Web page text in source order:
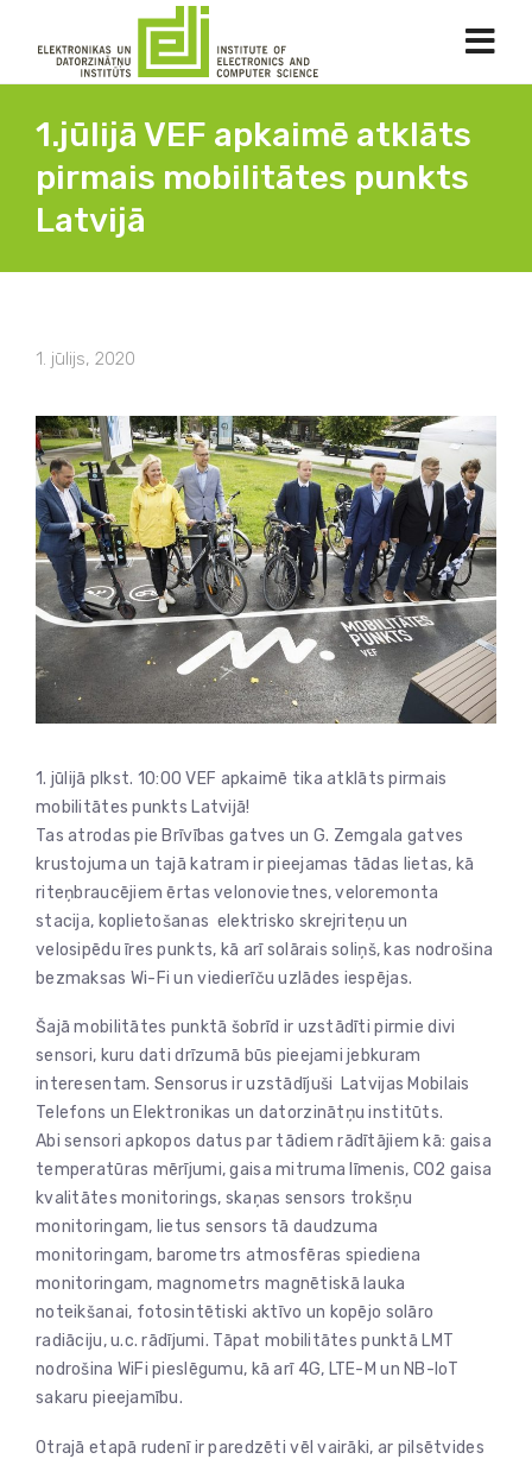
1.jūlijā VEF apkaimē atklāts
pirmais mobilitātes punkts
Latvijā
1. jūlijs, 2020
1. jūlijā plkst. 10:00 VEF apkaimē tika atklāts pirmais
mobilitātes punkts Latvijā!
Tas atrodas pie Brīvības gatves un G. Zemgala gatves
krustojuma un tajā katram ir pieejamas tādas lietas, kā
riteņbraucējiem ērtas velonovietnes, veloremonta
stacija, koplietošanas elektrisko skrejriteņu un
velosipēdu īres punkts, kā arī solārais soliņš, kas nodrošina
bezmaksas Wi-Fi un viedierīču uzlādes iespējas.
Šajā mobilitātes punktā šobrīd ir uzstādīti pirmie divi
sensori, kuru dati drīzumā būs pieejami jebkuram
interesentam. Sensorus ir uzstādījuši Latvijas Mobilais
Telefons un Elektronikas un datorzinātņu institūts.
Abi sensori apkopos datus par tādiem rādītājiem kā: gaisa
temperatūras mērījumi, gaisa mitruma līmenis, CO2 gaisa
kvalitātes monitorings, skaņas sensors trokšņu
monitoringam, lietus sensors tā daudzuma
monitoringam, barometrs atmosfēras spiediena
monitoringam, magnometrs magnētiskā lauka
noteikšanai, fotosintētiski aktīvo un kopējo solāro
radiāciju, u.c. rādījumi. Tāpat mobilitātes punktā LMT
nodrošina WiFi pieslēgumu, kā arī 4G, LTE-M un NB-IoT
sakaru pieejamību.
Otrajā etapā rudenī ir paredzēti vēl vairāki, ar pilsētvides